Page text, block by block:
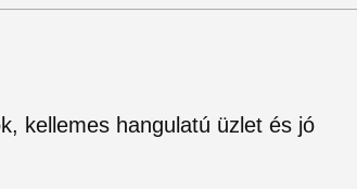
kellemes hangulatú üzlet és jó